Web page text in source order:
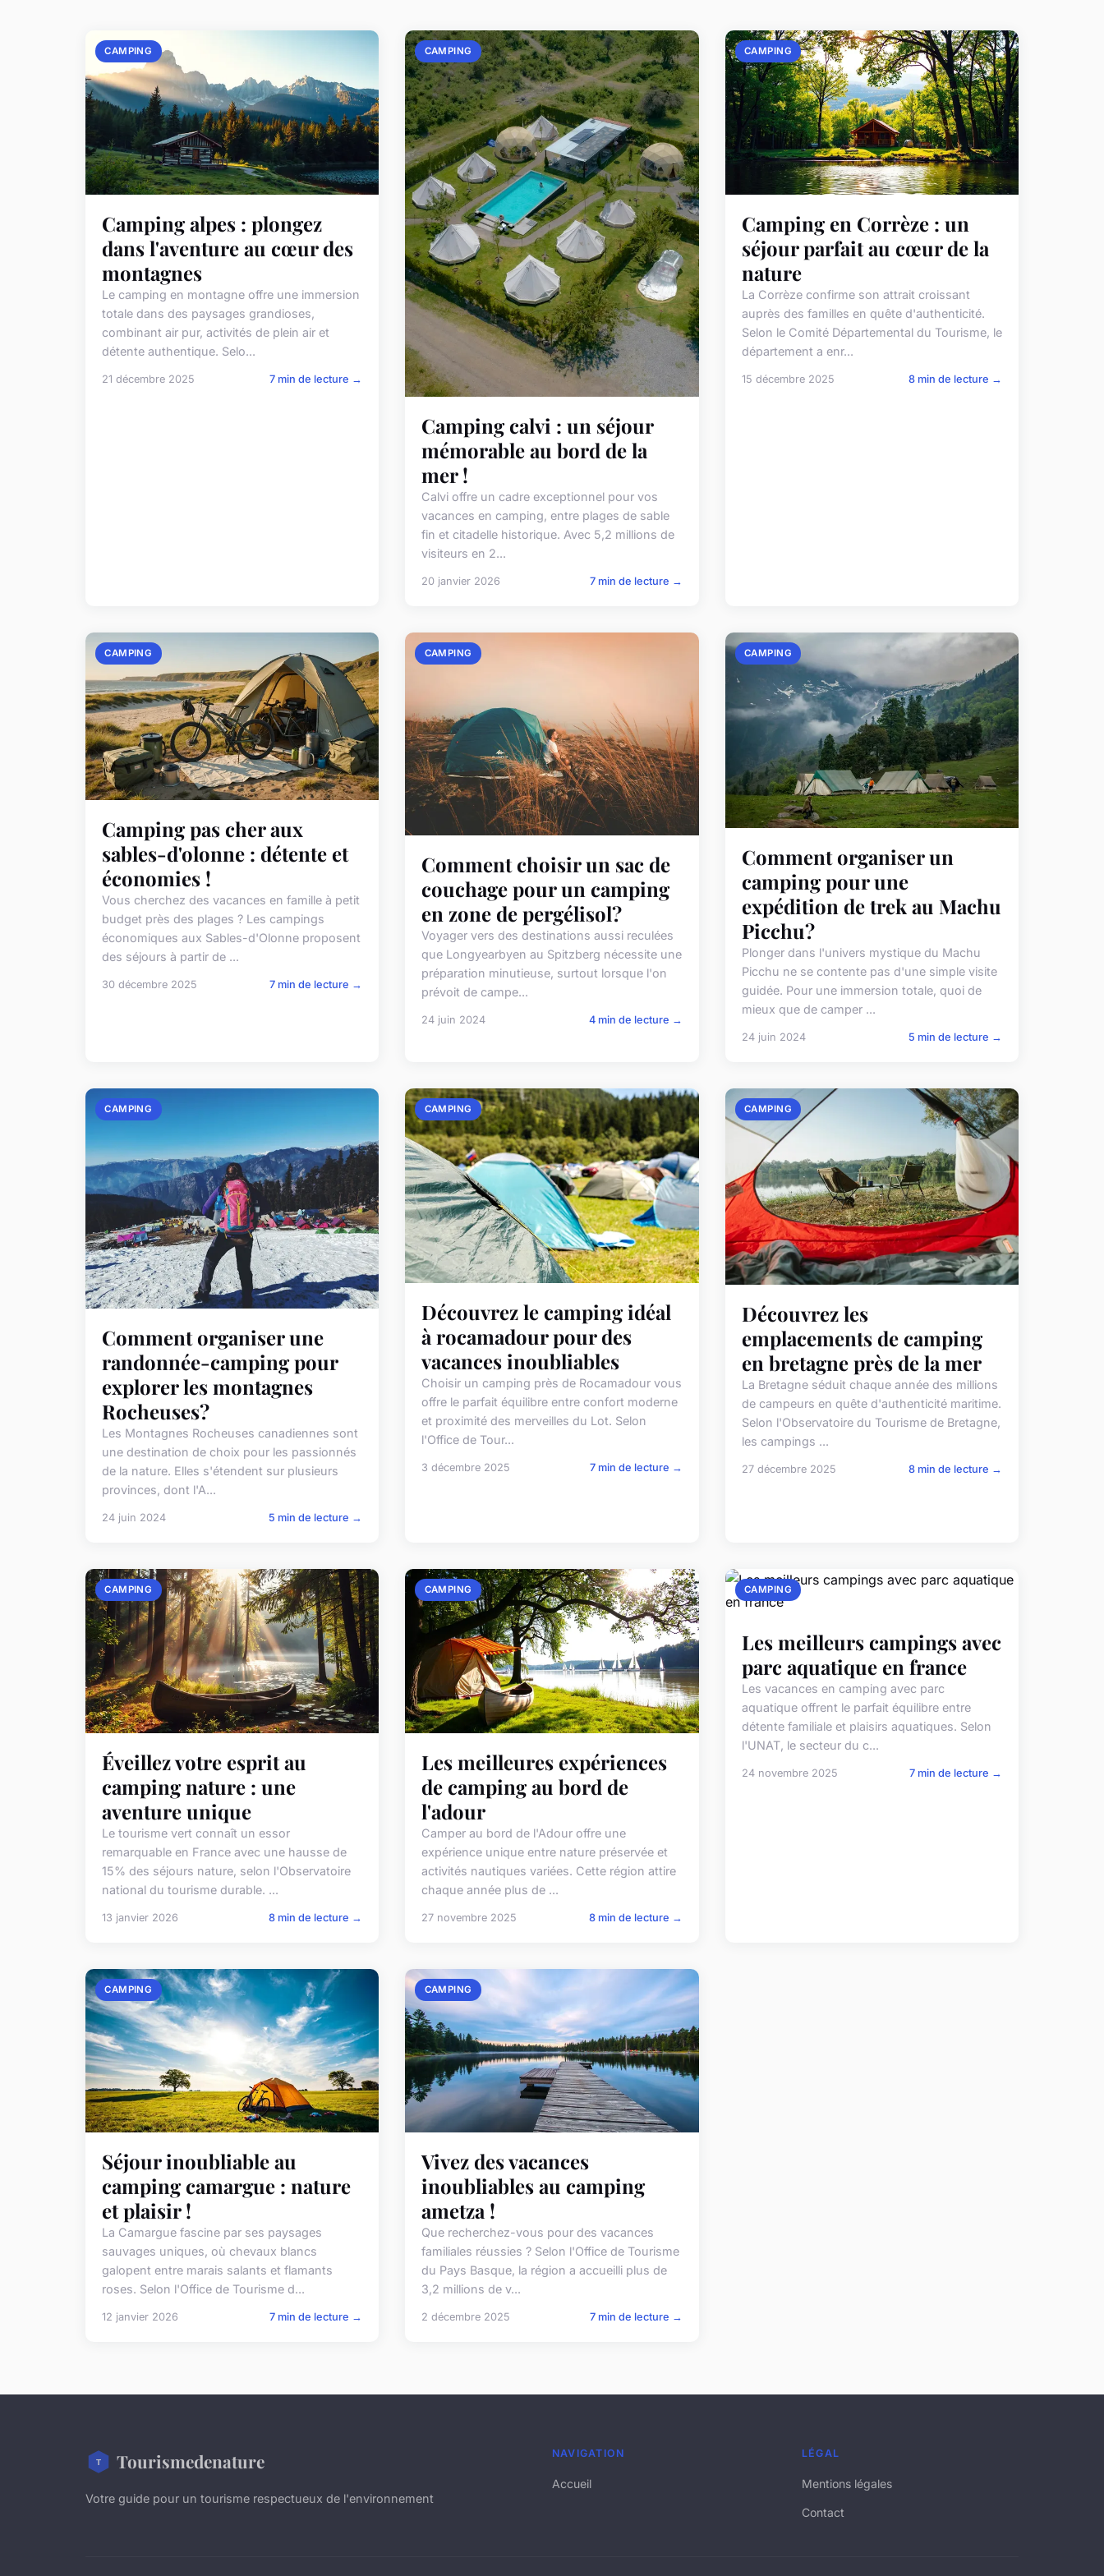
CAMPING
Camping alpes : plongez
dans l'aventure au cœur des
montagnes
Le camping en montagne offre une immersion
totale dans des paysages grandioses,
combinant air pur, activités de plein air et
détente authentique. Selo...
21 décembre 2025 7 min de lecture →
CAMPING
Camping calvi : un séjour
mémorable au bord de la
mer !
Calvi offre un cadre exceptionnel pour vos
vacances en camping, entre plages de sable
fin et citadelle historique. Avec 5,2 millions de
visiteurs en 2...
20 janvier 2026 7 min de lecture →
CAMPING
Camping en Corrèze : un
séjour parfait au cœur de la
nature
La Corrèze confirme son attrait croissant
auprès des familles en quête d'authenticité.
Selon le Comité Départemental du Tourisme, le
département a enr...
15 décembre 2025 8 min de lecture →
CAMPING
Camping pas cher aux
sables-d'olonne : détente et
économies !
Vous cherchez des vacances en famille à petit
budget près des plages ? Les campings
économiques aux Sables-d'Olonne proposent
des séjours à partir de ...
30 décembre 2025 7 min de lecture →
CAMPING
Comment choisir un sac de
couchage pour un camping
en zone de pergélisol?
Voyager vers des destinations aussi reculées
que Longyearbyen au Spitzberg nécessite une
préparation minutieuse, surtout lorsque l'on
prévoit de campe...
24 juin 2024 4 min de lecture →
CAMPING
Comment organiser un
camping pour une
expédition de trek au Machu
Picchu?
Plonger dans l'univers mystique du Machu
Picchu ne se contente pas d'une simple visite
guidée. Pour une immersion totale, quoi de
mieux que de camper ...
24 juin 2024 5 min de lecture →
CAMPING
Comment organiser une
randonnée-camping pour
explorer les montagnes
Rocheuses?
Les Montagnes Rocheuses canadiennes sont
une destination de choix pour les passionnés
de la nature. Elles s'étendent sur plusieurs
provinces, dont l'A...
24 juin 2024 5 min de lecture →
CAMPING
Découvrez le camping idéal
à rocamadour pour des
vacances inoubliables
Choisir un camping près de Rocamadour vous
offre le parfait équilibre entre confort moderne
et proximité des merveilles du Lot. Selon
l'Office de Tour...
3 décembre 2025 7 min de lecture →
CAMPING
Découvrez les
emplacements de camping
en bretagne près de la mer
La Bretagne séduit chaque année des millions
de campeurs en quête d'authenticité maritime.
Selon l'Observatoire du Tourisme de Bretagne,
les campings ...
27 décembre 2025 8 min de lecture →
CAMPING
Éveillez votre esprit au
camping nature : une
aventure unique
Le tourisme vert connaît un essor
remarquable en France avec une hausse de
15% des séjours nature, selon l'Observatoire
national du tourisme durable. ...
13 janvier 2026 8 min de lecture →
CAMPING
Les meilleures expériences
de camping au bord de
l'adour
Camper au bord de l'Adour offre une
expérience unique entre nature préservée et
activités nautiques variées. Cette région attire
chaque année plus de ...
27 novembre 2025 8 min de lecture →
CAMPING
Les meilleurs campings avec
parc aquatique en france
Les vacances en camping avec parc
aquatique offrent le parfait équilibre entre
détente familiale et plaisirs aquatiques. Selon
l'UNAT, le secteur du c...
24 novembre 2025 7 min de lecture →
CAMPING
Séjour inoubliable au
camping camargue : nature
et plaisir !
La Camargue fascine par ses paysages
sauvages uniques, où chevaux blancs
galopent entre marais salants et flamants
roses. Selon l'Office de Tourisme d...
12 janvier 2026 7 min de lecture →
CAMPING
Vivez des vacances
inoubliables au camping
ametza !
Que recherchez-vous pour des vacances
familiales réussies ? Selon l'Office de Tourisme
du Pays Basque, la région a accueilli plus de
3,2 millions de v...
2 décembre 2025 7 min de lecture →
Tourismedenature
Votre guide pour un tourisme respectueux de l'environnement
NAVIGATION
Accueil
LÉGAL
Mentions légales
Contact